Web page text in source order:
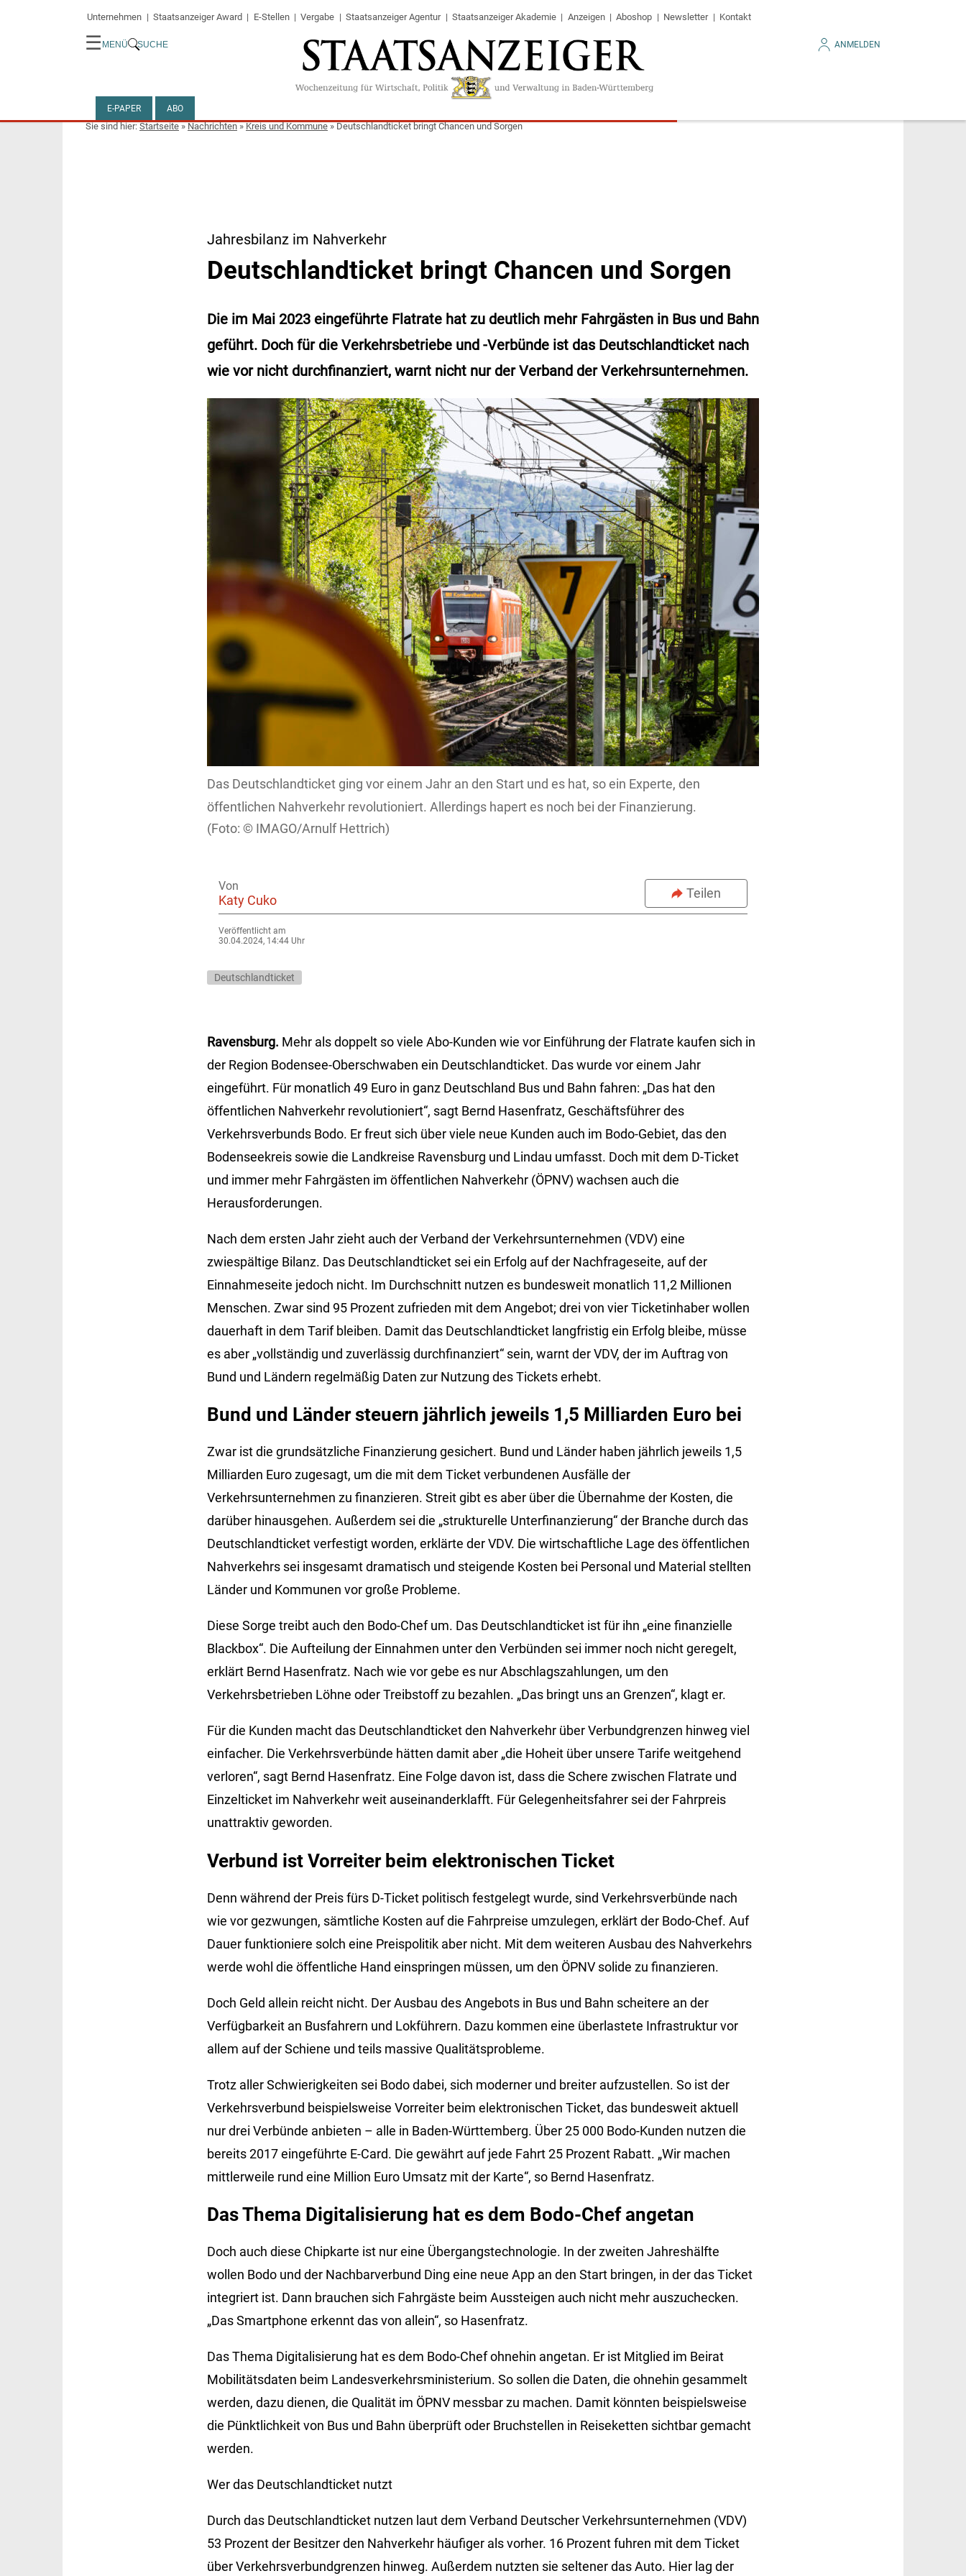
Unternehmen Staatsanzeiger Award E-Stellen Vergabe Staatsanzeiger Agentur Staatsanzeiger Akademie Anzeigen Aboshop Newsletter Kontakt
☰ MENÜ SUCHE ANMELDEN
E-PAPER ABO
Startseite»Nachrichten»Kreis und Kommune»Deutschlandticket bringt Chancen und Sorgen
Jahresbilanz im Nahverkehr
Deutschlandticket bringt Chancen und Sorgen
Die im Mai 2023 eingeführte Flatrate hat zu deutlich mehr Fahrgästen in Bus und Bahn
geführt. Doch für die Verkehrsbetriebe und -Verbünde ist das Deutschlandticket nach
wie vor nicht durchfinanziert, warnt nicht nur der Verband der Verkehrsunternehmen.
Das Deutschlandticket ging vor einem Jahr an den Start und es hat, so ein Experte, den
öffentlichen Nahverkehr revolutioniert. Allerdings hapert es noch bei der Finanzierung.
IMAGO/Arnulf Hettrich)
Von
Katy Cuko Teilen
Veröffentlicht am
30.04.2024, 14:44 Uhr
Deutschlandticket
Ravensburg. Mehr als doppelt so viele Abo-Kunden wie vor Einführung der Flatrate kaufen sich in
der Region Bodensee-Oberschwaben ein Deutschlandticket. Das wurde vor einem Jahr
eingeführt. Für monatlich 49 Euro in ganz Deutschland Bus und Bahn fahren: „Das hat den
öffentlichen Nahverkehr revolutioniert“, sagt Bernd Hasenfratz, Geschäftsführer des
Verkehrsverbunds Bodo. Er freut sich über viele neue Kunden auch im Bodo-Gebiet, das den
Bodenseekreis sowie die Landkreise Ravensburg und Lindau umfasst. Doch mit dem D-Ticket
und immer mehr Fahrgästen im öffentlichen Nahverkehr (ÖPNV) wachsen auch die
Herausforderungen.
Nach dem ersten Jahr zieht auch der Verband der Verkehrsunternehmen (VDV) eine
zwiespältige Bilanz. Das Deutschlandticket sei ein Erfolg auf der Nachfrageseite, auf der
Einnahmeseite jedoch nicht. Im Durchschnitt nutzen es bundesweit monatlich 11,2 Millionen
Menschen. Zwar sind 95 Prozent zufrieden mit dem Angebot; drei von vier Ticketinhaber wollen
dauerhaft in dem Tarif bleiben. Damit das Deutschlandticket langfristig ein Erfolg bleibe, müsse
es aber „vollständig und zuverlässig durchfinanziert“ sein, warnt der VDV, der im Auftrag von
Bund und Ländern regelmäßig Daten zur Nutzung des Tickets erhebt.
Bund und Länder steuern jährlich jeweils 1,5 Milliarden Euro bei
Zwar ist die grundsätzliche Finanzierung gesichert. Bund und Länder haben jährlich jeweils 1,5
Milliarden Euro zugesagt, um die mit dem Ticket verbundenen Ausfälle der
Verkehrsunternehmen zu finanzieren. Streit gibt es aber über die Übernahme der Kosten, die
darüber hinausgehen. Außerdem sei die „strukturelle Unterfinanzierung“ der Branche durch das
Deutschlandticket verfestigt worden, erklärte der VDV. Die wirtschaftliche Lage des öffentlichen
Nahverkehrs sei insgesamt dramatisch und steigende Kosten bei Personal und Material stellten
Länder und Kommunen vor große Probleme.
Diese Sorge treibt auch den Bodo-Chef um. Das Deutschlandticket ist für ihn „eine finanzielle
Blackbox“. Die Aufteilung der Einnahmen unter den Verbünden sei immer noch nicht geregelt,
erklärt Bernd Hasenfratz. Nach wie vor gebe es nur Abschlagszahlungen, um den
Verkehrsbetrieben Löhne oder Treibstoff zu bezahlen. „Das bringt uns an Grenzen“, klagt er.
Für die Kunden macht das Deutschlandticket den Nahverkehr über Verbundgrenzen hinweg viel
einfacher. Die Verkehrsverbünde hätten damit aber „die Hoheit über unsere Tarife weitgehend
verloren“, sagt Bernd Hasenfratz. Eine Folge davon ist, dass die Schere zwischen Flatrate und
Einzelticket im Nahverkehr weit auseinanderklafft. Für Gelegenheitsfahrer sei der Fahrpreis
unattraktiv geworden.
Verbund ist Vorreiter beim elektronischen Ticket
Denn während der Preis fürs D-Ticket politisch festgelegt wurde, sind Verkehrsverbünde nach
wie vor gezwungen, sämtliche Kosten auf die Fahrpreise umzulegen, erklärt der Bodo-Chef. Auf
Dauer funktioniere solch eine Preispolitik aber nicht. Mit dem weiteren Ausbau des Nahverkehrs
werde wohl die öffentliche Hand einspringen müssen, um den ÖPNV solide zu finanzieren.
Doch Geld allein reicht nicht. Der Ausbau des Angebots in Bus und Bahn scheitere an der
Verfügbarkeit an Busfahrern und Lokführern. Dazu kommen eine überlastete Infrastruktur vor
allem auf der Schiene und teils massive Qualitätsprobleme.
Trotz aller Schwierigkeiten sei Bodo dabei, sich moderner und breiter aufzustellen. So ist der
Verkehrsverbund beispielsweise Vorreiter beim elektronischen Ticket, das bundesweit aktuell
nur drei Verbünde anbieten – alle in Baden-Württemberg. Über 25 000 Bodo-Kunden nutzen die
bereits 2017 eingeführte E-Card. Die gewährt auf jede Fahrt 25 Prozent Rabatt. „Wir machen
mittlerweile rund eine Million Euro Umsatz mit der Karte“, so Bernd Hasenfratz.
Das Thema Digitalisierung hat es dem Bodo-Chef angetan
Doch auch diese Chipkarte ist nur eine Übergangstechnologie. In der zweiten Jahreshälfte
wollen Bodo und der Nachbarverbund Ding eine neue App an den Start bringen, in der das Ticket
integriert ist. Dann brauchen sich Fahrgäste beim Aussteigen auch nicht mehr auszuchecken.
„Das Smartphone erkennt das von allein“, so Hasenfratz.
Das Thema Digitalisierung hat es dem Bodo-Chef ohnehin angetan. Er ist Mitglied im Beirat
Mobilitätsdaten beim Landesverkehrsministerium. So sollen die Daten, die ohnehin gesammelt
werden, dazu dienen, die Qualität im ÖPNV messbar zu machen. Damit könnten beispielsweise
die Pünktlichkeit von Bus und Bahn überprüft oder Bruchstellen in Reiseketten sichtbar gemacht
werden.
Wer das Deutschlandticket nutzt
Durch das Deutschlandticket nutzen laut dem Verband Deutscher Verkehrsunternehmen (VDV)
53 Prozent der Besitzer den Nahverkehr häufiger als vorher. 16 Prozent fuhren mit dem Ticket
über Verkehrsverbundgrenzen hinweg. Außerdem nutzten sie seltener das Auto. Hier lag der